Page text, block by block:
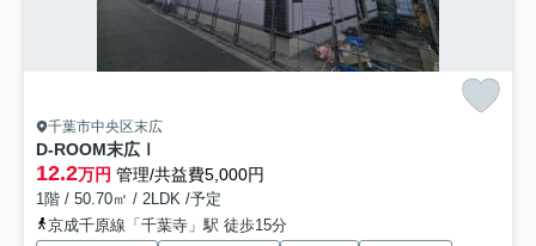
千葉市中央区末広
D-ROOM末広Ⅰ
12.2万円 管理/共益費5,000円
1階 / 50.70㎡ / 2LDK /予定
京成千原線「千葉寺」駅 徒歩15分